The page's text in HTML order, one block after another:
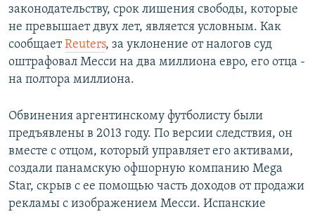
законодательству, срок лишения свободы, которые
не превышает двух лет, является условным. Как
сообщаетReuters, за уклонение от налогов суд
оштрафовал Месси на два миллиона евро, его отца -
на полтора миллиона.
Обвинения аргентинскому футболисту были
предъявлены в 2013 году. По версии следствия, он
вместе с отцом, который управляет его активами,
создали панамскую офшорную компанию Mega
Star, скрыв с ее помощью часть доходов от продажи
рекламы с изображением Месси. Испанские